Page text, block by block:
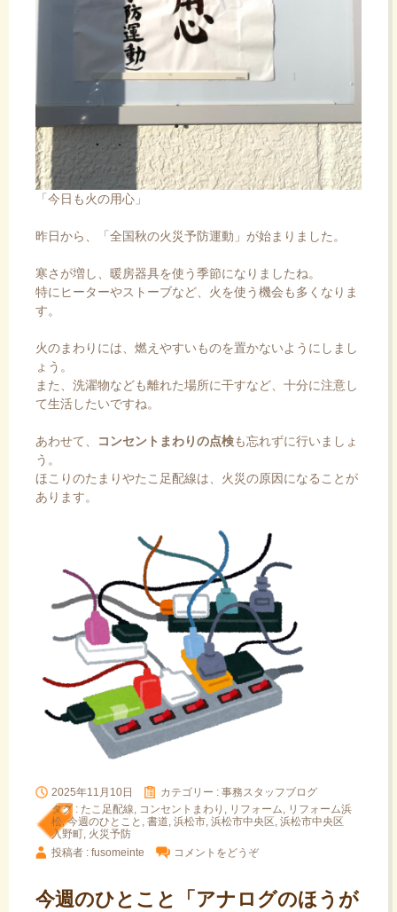
「今日も火の用心」
昨日から、「全国秋の火災予防運動」が始まりました。
寒さが増し、暖房器具を使う季節になりましたね。
特にヒーターやストーブなど、火を使う機会も多くなりま
す。
火のまわりには、燃えやすいものを置かないようにしまし
ょう。
また、洗濯物なども離れた場所に干すなど、十分に注意し
て生活したいですね。
あわせて、 コンセントまわりの点検も忘れずに行いましょ
う。
ほこりのたまりやたこ足配線は、火災の原因になることが
あります。
2025年11月10日 カテゴリー : 事務スタッフブログ
タグ : たこ足配線, コンセントまわり , リフォーム, リフォーム浜
松,今週のひとこと , 書道, 浜松市, 浜松市中央区, 浜松市中央区
入野町, 火災予防
投稿者 : fusomeinte
コメントをどうぞ
今週のひとこと「アナログのほうが